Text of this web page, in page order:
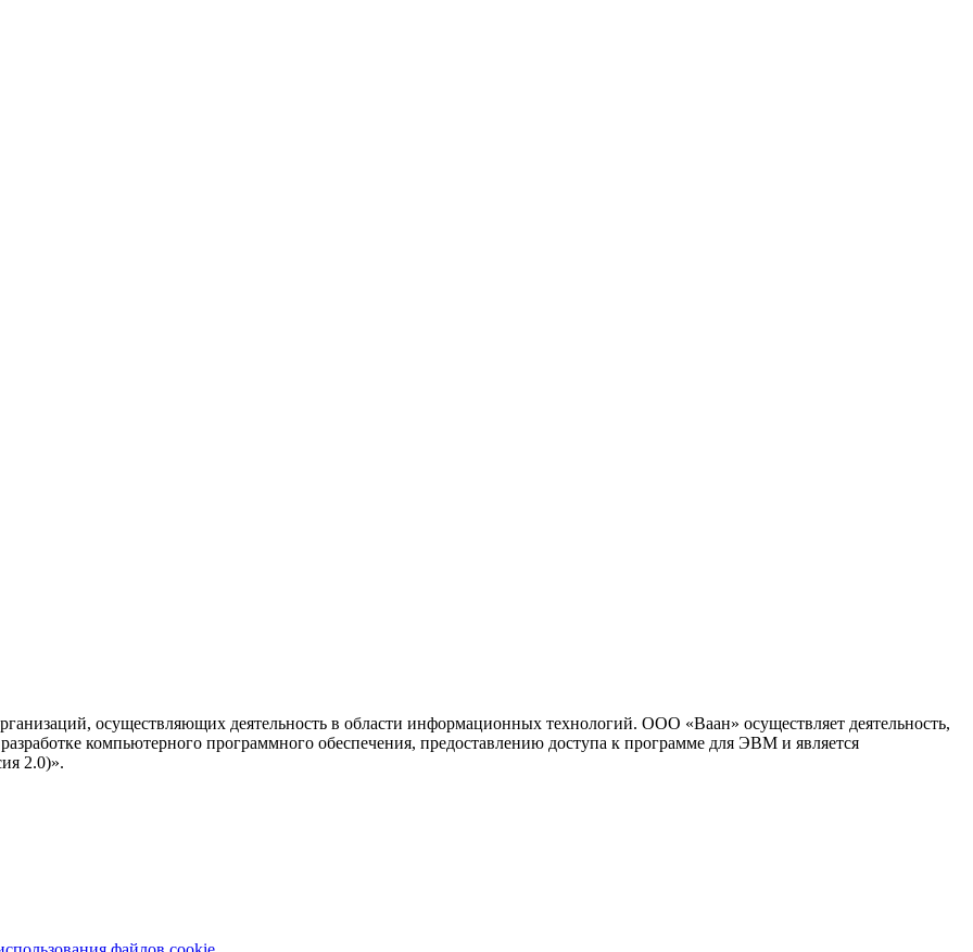
осуществляющих деятельность в области информационных технологий. ООО «Ваан» осуществляет деятельность,
компьютерного программного обеспечения, предоставлению доступа к программе для ЭВМ и является
2.0)».